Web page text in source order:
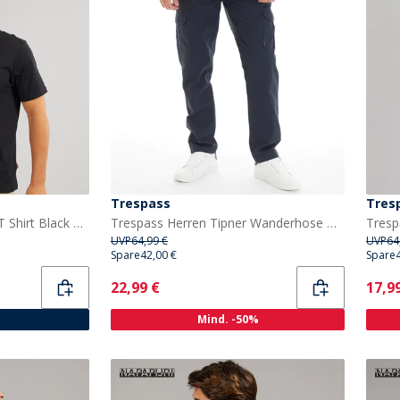
Napapijri Herren Brinzio T Shirt Black Beauty
Trespass
Trespass Herren Tipner Wanderhose Marineblau
UVP64,99 €
Spare42,00 €
Current
22,99 €
Mind. -50%
UVP
Spare